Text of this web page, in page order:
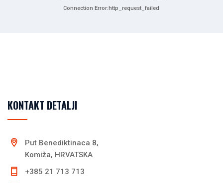
Connection Error:http_request_failed
KONTAKT DETALJI
Put Benediktinaca 8,
Komiža, HRVATSKA
+385 21 713 713